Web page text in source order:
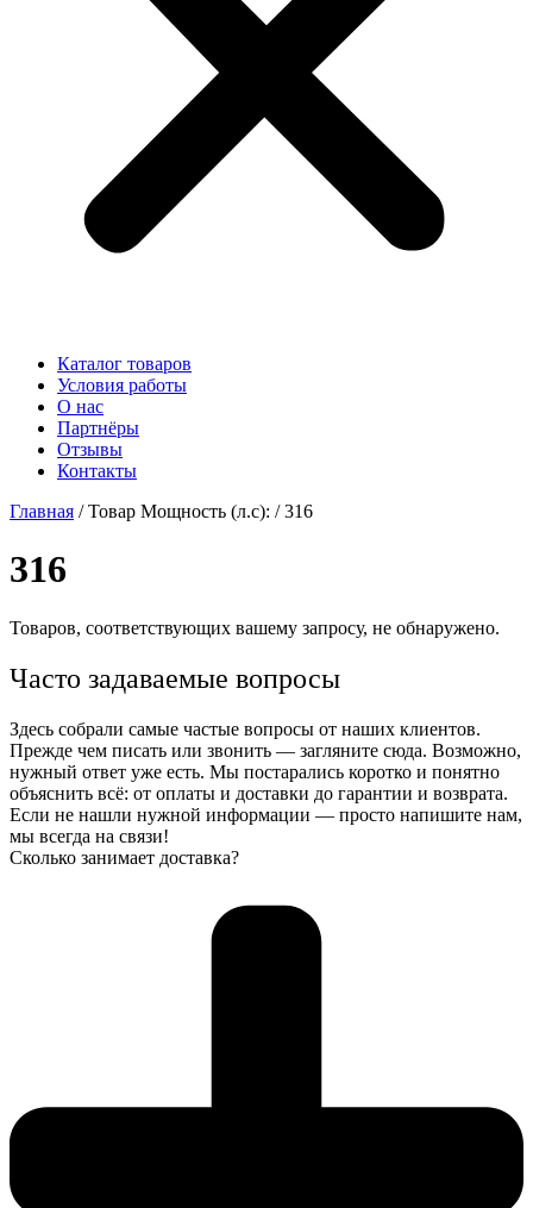
Каталог товаров
Условия работы
О нас
Партнёры
Отзывы
Контакты
Главная / Товар Мощность (л.с): / 316
316
Товаров, соответствующих вашему запросу, не обнаружено.
Часто задаваемые вопросы
Здесь собрали самые частые вопросы от наших клиентов.
Прежде чем писать или звонить — загляните сюда. Возможно,
нужный ответ уже есть. Мы постарались коротко и понятно
объяснить всё: от оплаты и доставки до гарантии и возврата.
Если не нашли нужной информации — просто напишите нам,
мы всегда на связи!
Сколько занимает доставка?